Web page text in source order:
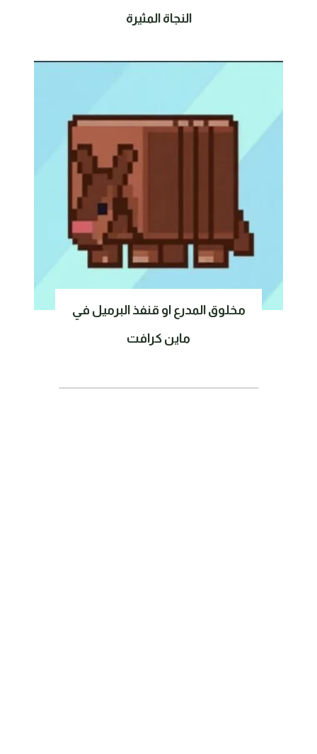
النجاة المثيرة
مخلوق المدرع او قنفذ البرميل في
ماين كرافت